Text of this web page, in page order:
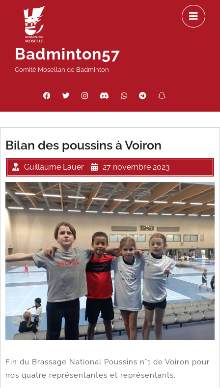
contenu
Badminton57
Comité Mosellan de Badminton
Facebook
Twitter InstagramDiscordWhatsAppTelegram
Bilan des poussins à Voiron
Guillaume Lauer 27 novembre 2023
Fin du Brassage National Poussins n°1 de Voiron pour
nos quatre représentantes et représentants.